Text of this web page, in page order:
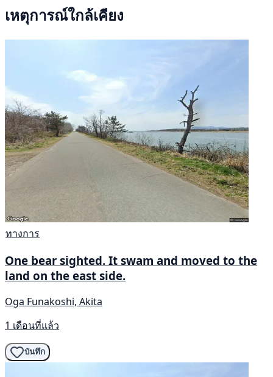
เหตุการณ์ใกล้เคียง
ทางการ
One bear sighted. It swam and moved to the
land on the east side.
Oga Funakoshi, Akita
1 เดือนที่แล้ว
บันทึก